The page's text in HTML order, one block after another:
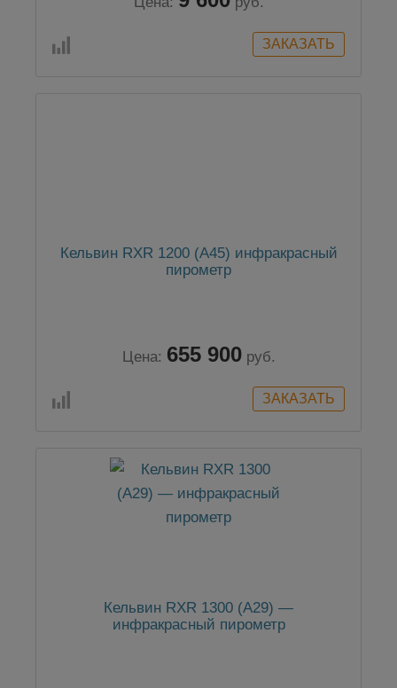
Кельвин RXR 1200 (А45) инфракрасный
пирометр
Цена: 655 900 руб.
Кельвин RXR 1300 (А29) —
инфракрасный пирометр